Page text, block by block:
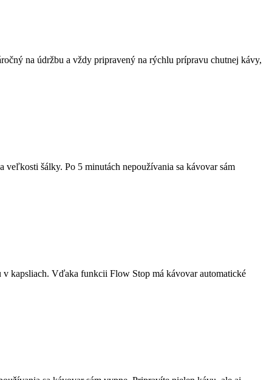
na údržbu a vždy pripravený na rýchlu prípravu chutnej kávy,
šálky. Po 5 minutách nepoužívania sa kávovar sám
kapsliach. Vďaka funkcii Flow Stop má kávovar automatické